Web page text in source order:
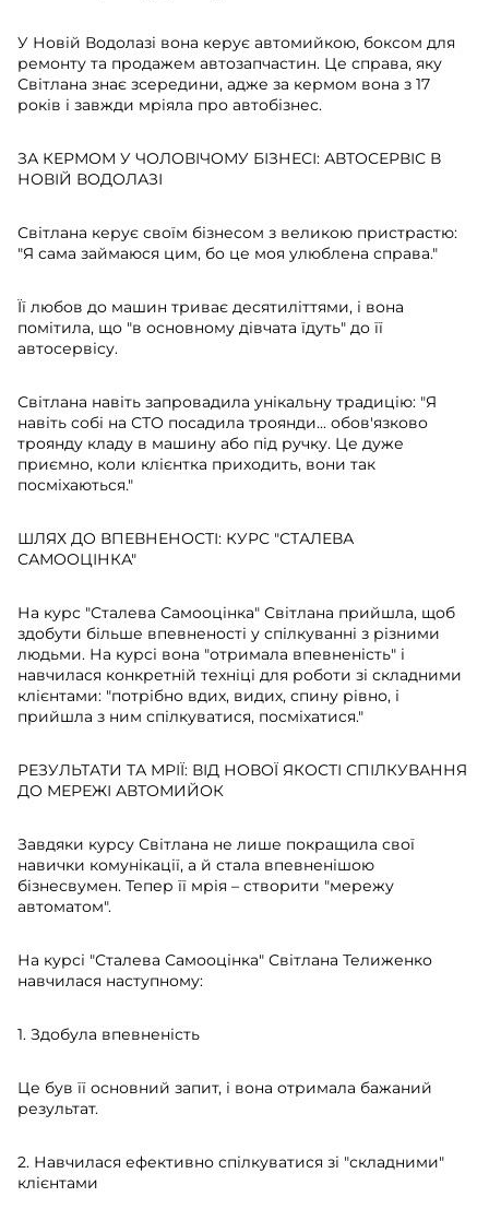
У Новій Водолазі вона керує автомийкою, боксом для
ремонту та продажем автозапчастин. Це справа, яку
Світлана знає зсередини, адже за кермом вона з 17
років і завжди мріяла про автобізнес.
ЗА КЕРМОМ У ЧОЛОВІЧОМУ БІЗНЕСІ: АВТОСЕРВІС В
НОВІЙ ВОДОЛАЗІ
Світлана керує своїм бізнесом з великою пристрастю:
"Я сама займаюся цим, бо це моя улюблена справа."
Її любов до машин триває десятиліттями, і вона
помітила, що "в основному дівчата їдуть" до її
автосервісу.
Світлана навіть запровадила унікальну традицію: "Я
навіть собі на СТО посадила троянди... обов'язково
троянду кладу в машину або під ручку. Це дуже
приємно, коли клієнтка приходить, вони так
посміхаються."
ШЛЯХ ДО ВПЕВНЕНОСТІ: КУРС "СТАЛЕВА
САМООЦІНКА"
На курс "Сталева Самооцінка" Світлана прийшла, щоб
здобути більше впевненості у спілкуванні з різними
людьми. На курсі вона "отримала впевненість" і
навчилася конкретній техніці для роботи зі складними
клієнтами: "потрібно вдих, видих, спину рівно, і
прийшла з ним спілкуватися, посміхатися."
РЕЗУЛЬТАТИ ТА МРІЇ: ВІД НОВОЇ ЯКОСТІ СПІЛКУВАННЯ
ДО МЕРЕЖІ АВТОМИЙОК
Завдяки курсу Світлана не лише покращила свої
навички комунікації, а й стала впевненішою
бізнесвумен. Тепер її мрія – створити "мережу
автоматом".
На курсі "Сталева Самооцінка" Світлана Телиженко
навчилася наступному:
1. Здобула впевненість
Це був її основний запит, і вона отримала бажаний
результат.
2. Навчилася ефективно спілкуватися зі "складними"
клієнтами